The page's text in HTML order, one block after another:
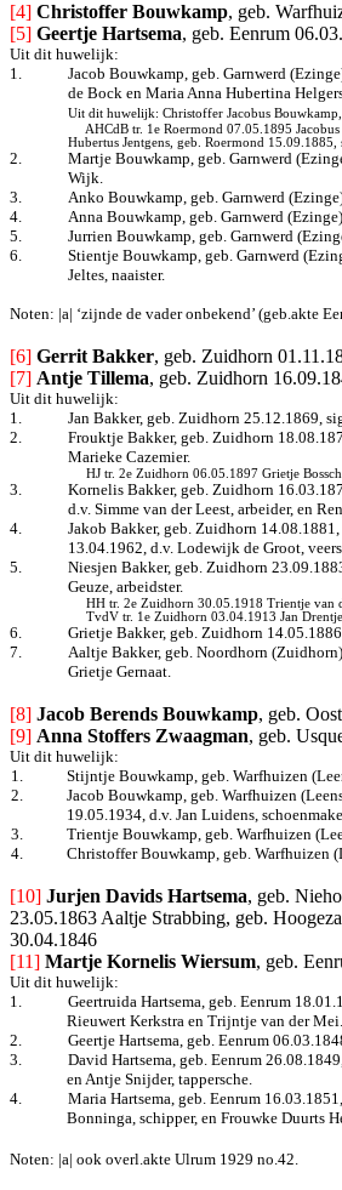
[4] Christoffer Bouwkamp, geb.
[5] Geertje Hartsema, geb. Eenrum
Uit dit huwelijk:
1.
Jacob Bouwkamp, geb. Garnwerd
de Bock en Maria Anna Hubertina
Uit dit huwelijk: Christoffer Jacobus
AHCdB tr. 1e Roermond 07.05.1895
Hubertus Jentgens, geb. Roermond
2.
Martje Bouwkamp, geb. Garnwerd
Wijk.
3.
Anko Bouwkamp, geb. Garnwerd
4.
Anna Bouwkamp, geb. Garnwerd
5.
Jurrien Bouwkamp, geb. Garnwerd
6.
Stientje Bouwkamp, geb. Garnwerd
Jeltes, naaister.
Noten: |a| ‘zijnde de vader onbekend’ (geb.akte
[6] Gerrit Bakker, geb. Zuidhorn
[7] Antje Tillema, geb. Zuidhorn
Uit dit huwelijk:
1.
Jan Bakker, geb. Zuidhorn 25.12.1869,
2.
Frouktje Bakker, geb. Zuidhorn
Marieke Cazemier.
HJ tr. 2e Zuidhorn 06.05.1897 Grietje
3.
Kornelis Bakker, geb. Zuidhorn
d.v. Simme van der Leest, arbeider, en
4.
Jakob Bakker, geb. Zuidhorn
13.04.1962, d.v. Lodewijk de Groot,
5.
Niesjen Bakker, geb. Zuidhorn
Geuze, arbeidster.
HH tr. 2e Zuidhorn 30.05.1918 Trientje van
TvdV tr. 1e Zuidhorn 03.04.1913 Jan
6. Grietje Bakker, geb. Zuidhorn
7.
Aaltje Bakker, geb. Noordhorn
Grietje Gernaat.
[8] Jacob Berends Bouwkamp, geb.
[9] Anna Stoffers Zwaagman, geb.
Uit dit huwelijk:
1.
Stijntje Bouwkamp, geb. Warfhuizen
2.
Jacob Bouwkamp, geb. Warfhuizen
19.05.1934, d.v. Jan Luidens,
3.
Trientje Bouwkamp, geb. Warfhuizen
4.
Christoffer Bouwkamp, geb. Warfhuizen
[10] Jurjen Davids Hartsema, geb.
23.05.1863 Aaltje Strabbing, geb.
30.04.1846
[11] Martje Kornelis Wiersum, geb.
Uit dit huwelijk:
1.
Geertruida Hartsema, geb. Eenrum
Rieuwert Kerkstra en Trijntje van der Mei.
2.
Geertje Hartsema, geb. Eenrum
3.
David Hartsema, geb. Eenrum
en Antje Snijder, tappersche.
4.
Maria Hartsema, geb. Eenrum
Bonninga, schipper, en Frouwke Duurts
Noten: |a| ook overl.akte Ulrum 1929 no.42.